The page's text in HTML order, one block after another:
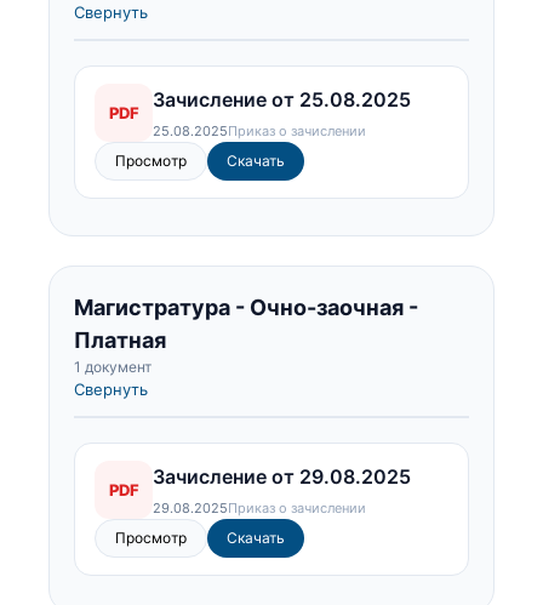
Свернуть
PDF
Зачисление от 25.08.2025
25.08.2025Приказ о зачислении
Просмотр Скачать
Магистратура - Очно-заочная -
Платная
1 документ
Свернуть
PDF
Зачисление от 29.08.2025
29.08.2025Приказ о зачислении
Просмотр Скачать